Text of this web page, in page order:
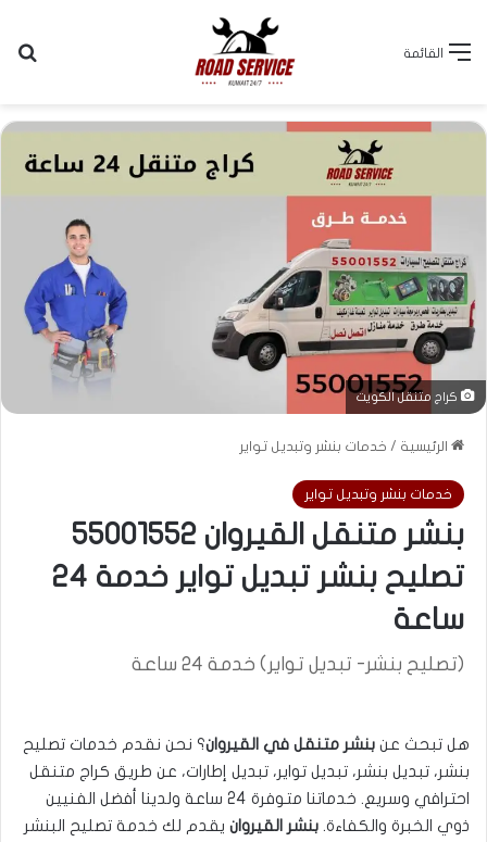
القائمة
كراج متنقل الكويت
الرئيسية / خدمات بنشر وتبديل تواير
خدمات بنشر وتبديل تواير
بنشر متنقل القيروان 55001552
تصليح بنشر تبديل تواير خدمة 24
ساعة
(تصليح بنشر- تبديل تواير) خدمة 24 ساعة
هل تبحث عن بنشر متنقل في القيروان؟ نحن نقدم خدمات تصليح
بنشر، تبديل بنشر، تبديل تواير، تبديل إطارات، عن طريق كراج متنقل
احترافي وسريع. خدماتنا متوفرة 24 ساعة ولدينا أفضل الفنيين
ذوي الخبرة والكفاءة. بنشر القيروان يقدم لك خدمة تصليح البنشر